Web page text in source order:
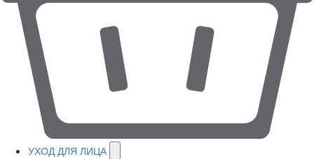
УХОД ДЛЯ ЛИЦА